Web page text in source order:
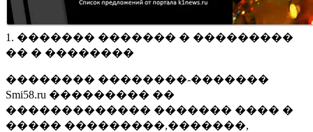
1. ������� ������� � ���������
�� � ��������
�������� ��������-�������
Smi58.ru ��������� ��
������������� ������� ���� �
����� ���������,�������,